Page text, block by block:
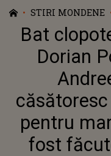
STIRI MONDENE
Bat
Dorian
pentru
fost